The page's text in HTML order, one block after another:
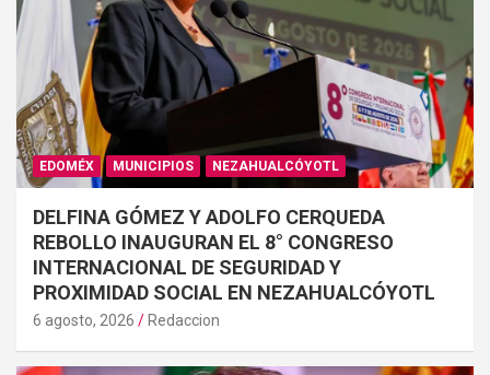
EDOMÉX MUNICIPIOS NEZAHUALCÓYOTL
DELFINA GÓMEZ Y ADOLFO CERQUEDA
REBOLLO INAUGURAN EL 8° CONGRESO
INTERNACIONAL DE SEGURIDAD Y
PROXIMIDAD SOCIAL EN NEZAHUALCÓYOTL
6 agosto, 2026 Redaccion